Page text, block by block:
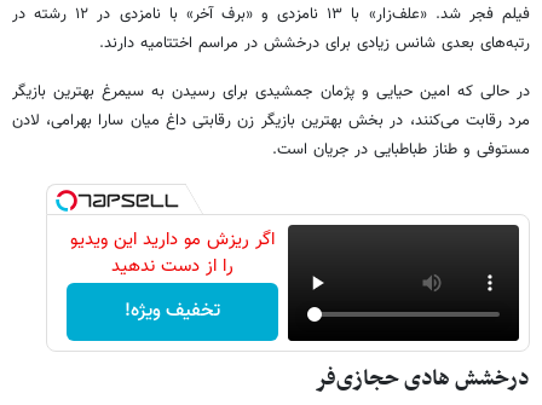
فیلم فجر شد. «علف‌زار» با ۱۳ نامزدی و «برف آخر» با نامزدی در ۱۲ رشته در
رتبه‌های بعدی شانس زیادی برای درخشش در مراسم اختتامیه دارند.
در حالی که امین حیایی و پژمان جمشیدی برای رسیدن به سیمرغ بهترین بازیگر
مرد رقابت می‌کنند، در بخش بهترین بازیگر زن رقابتی داغ میان سارا بهرامی، لادن
مستوفی و طناز طباطبایی در جریان است.
اگر ریزش مو دارید این ویدیو
را از دست ندهید
تخفیف ویژه!
درخشش هادی حجازی‌فر